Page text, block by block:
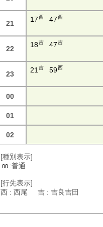
21 17西 47西
22 18吉 47吉
23 21吉 59西
00
01
02
[種別表示]
00 :普通
[行先表示]
西 : 西尾 吉 : 吉良吉田